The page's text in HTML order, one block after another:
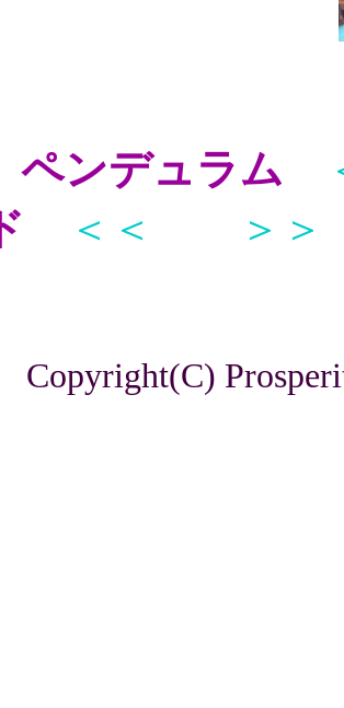
ペンデュラム
ド
＜＜ ＞＞
Copyright(C)